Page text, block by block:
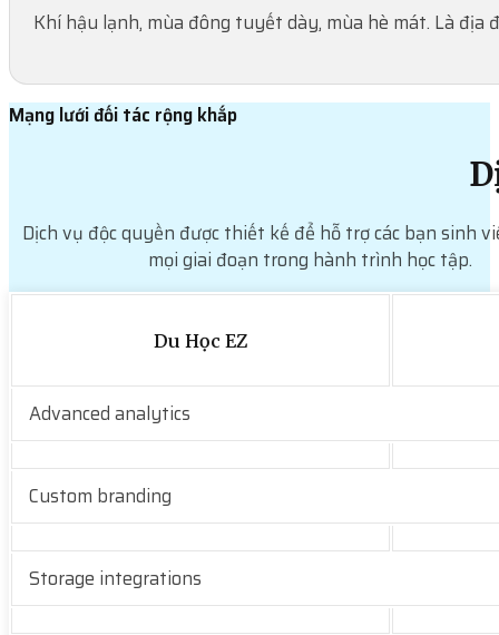
Khí hậu lạnh, mùa đông tuyết dày, mùa hè mát. Là
Mạng lưới đối tác rộng khắp
Dịch vụ độc quyền được thiết kế để hỗ trợ các bạn sinh
mọi giai đoạn trong hành trình học tập.
Du Học EZ
Advanced analytics
Custom branding
Storage integrations